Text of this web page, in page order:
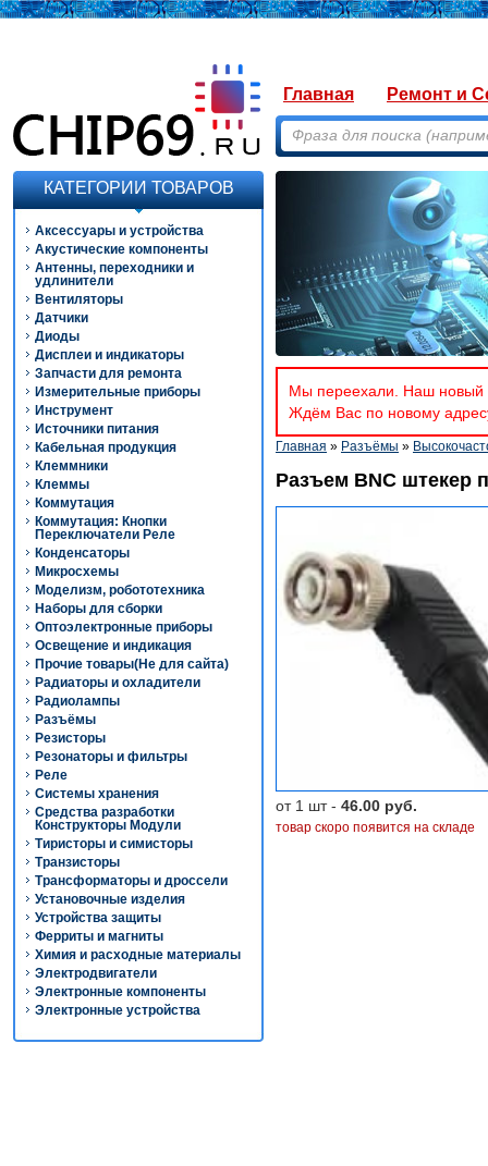
Главная Ремонт и
КАТЕГОРИИ ТОВАРОВ
Аксессуары и устройства
Акустические компоненты
Антенны, переходники и
удлинители
Вентиляторы
Датчики
Диоды
Дисплеи и индикаторы
Запчасти для ремонта
Измерительные приборы
Инструмент
Источники питания
Кабельная продукция
Клеммники
Клеммы
Коммутация
Коммутация: Кнопки
Переключатели Реле
Конденсаторы
Микросхемы
Моделизм, робототехника
Наборы для сборки
Оптоэлектронные приборы
Освещение и индикация
Прочие товары(Не для сайта)
Радиаторы и охладители
Радиолампы
Разъёмы
Резисторы
Резонаторы и фильтры
Реле
Системы хранения
Средства разработки
Конструкторы Модули
Тиристоры и симисторы
Транзисторы
Трансформаторы и дроссели
Установочные изделия
Устройства защиты
Ферриты и магниты
Химия и расходные материалы
Электродвигатели
Электронные компоненты
Электронные устройства
Мы переехали. Наш новый
Ждём Вас по новому
Главная » Разъёмы »
Разъем BNC штекер
от 1 шт - 46.00 руб.
товар скоро появится на складе